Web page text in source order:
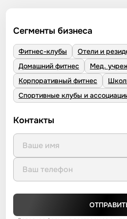
Сегменты бизнеса
Фитнес-клубы
Отели и
Домашний фитнес
Мед.
Корпоративный фитнес
Спортивные клубы и
Контакты